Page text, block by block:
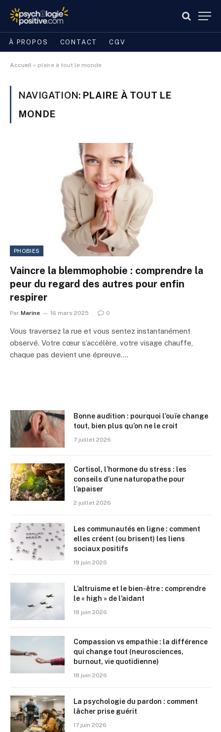
À PROPOS CONTACT CGV
Accueil » plaire à tout le monde
NAVIGATION: PLAIRE À TOUT LE
MONDE
PHOBIES
Vaincre la blemmophobie : comprendre la
peur du regard des autres pour enfin
respirer
Par Marine 16 mars 2025 0
Vous traversez la rue et vous sentez instantanément
observé. Votre cœur s’accélère, votre visage chauffe,
chaque pas devient une épreuve.…
Bonne audition : pourquoi l’ouïe change
tout, bien plus qu’on ne le croit
7 juillet 2026
Cortisol, l’hormone du stress : les
conseils d’une naturopathe pour
l’apaiser
2 juillet 2026
Les communautés en ligne : comment
elles créent (ou brisent) les liens
sociaux positifs
19 juin 2026
L’altruisme et le bien-être : comprendre
le « high » de l’aidant
18 juin 2026
Compassion vs empathie : la différence
qui change tout (neurosciences,
burnout, vie quotidienne)
18 juin 2026
La psychologie du pardon : comment
lâcher prise guérit
17 juin 2026